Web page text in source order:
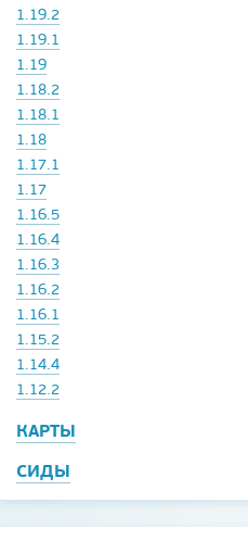
1.19.2
1.19.1
1.19
1.18.2
1.18.1
1.18
1.17.1
1.17
1.16.5
1.16.4
1.16.3
1.16.2
1.16.1
1.15.2
1.14.4
1.12.2
КАРТЫ
СИДЫ